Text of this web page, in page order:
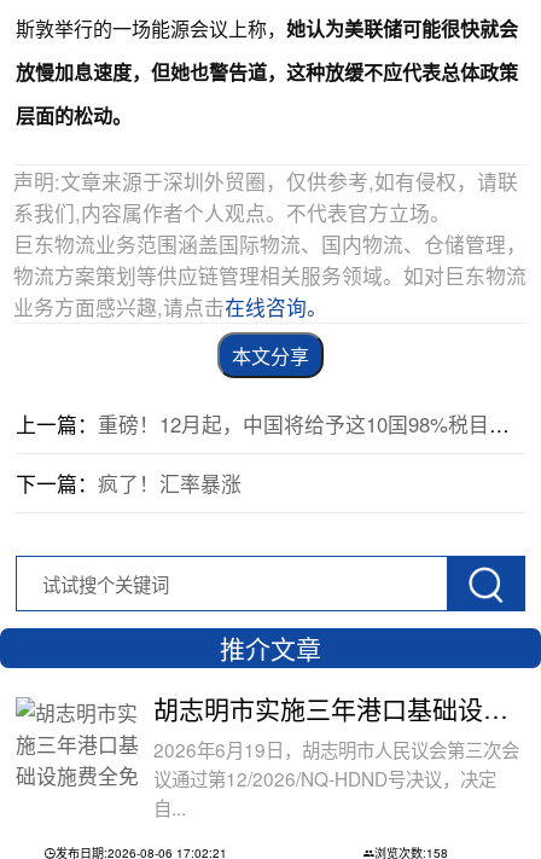
斯敦举行的一场能源会议上称，她认为美联储可能很快就会
放慢加息速度，但她也警告道，这种放缓不应代表总体政策
层面的松动。
声明:文章来源于深圳外贸圈，仅供参考,如有侵权，请联
系我们,内容属作者个人观点。不代表官方立场。
巨东物流业务范围涵盖国际物流、国内物流、仓储管理，
物流方案策划等供应链管理相关服务领域。如对巨东物流
业务方面感兴趣,请点击在线咨询。
本文分享
上一篇： 重磅！12月起，中国将给予这10国98%税目产品零关税待遇
下一篇：疯了！汇率暴涨
推介文章
胡志明市实施三年港口基础设施费全免政
2026年6月19日，胡志明市人民议会第三次会
议通过第12/2026/NQ-HDND号决议，决定
自...
发布日期:2026-08-06 17:02:21 浏览次数:158